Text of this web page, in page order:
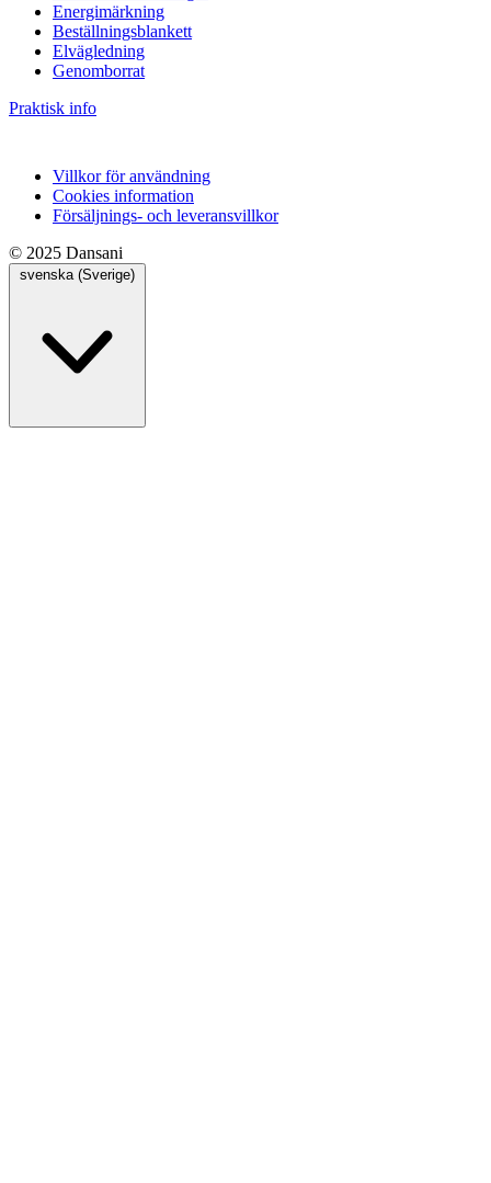
Energimärkning
Beställningsblankett
Elvägledning
Genomborrat
Praktisk info
Villkor för användning
Cookies information
Försäljnings- och leveransvillkor
© 2025 Dansani
svenska (Sverige)